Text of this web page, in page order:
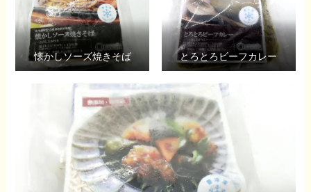
懐かしソーズ焼きそば とろとろビーフカレー